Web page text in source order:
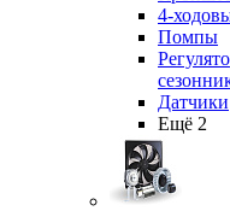
4-
Помпы
Датчики
Ещё 2